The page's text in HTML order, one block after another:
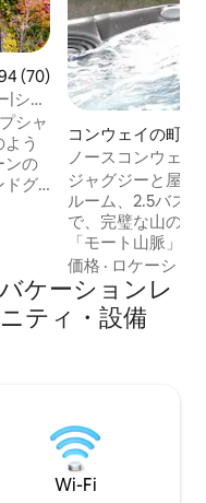
ー70件、5つ星中4.94つ
(70)
|シア
シャ
う
ンの
ドグ
キ
暖
、ス
で
み
コンウェイの町家
ノースコンウェ
しめる、ジャグジ
ジャグジーと屋外
ルーム、2.5バス
で、完璧な山の休
「モート山脈」
テン国有林の上に
完璧な日の出と夕
す。 このコンドミニアムは、家族連れや
最大6名様までの
訪れたり、サッコ
う。 これらのア
アトラクションは
ます！
価格 · ロケーショ
ケーションレ
ティ・設備
Wi-Fi